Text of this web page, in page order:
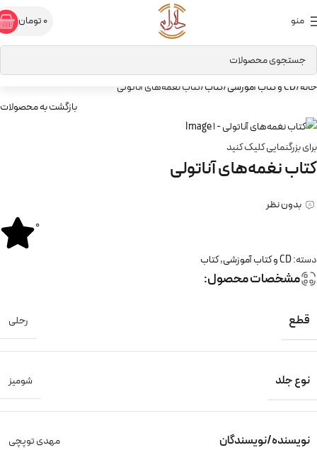
منو 0تومان
خانه CD و کتاب آموزشی کتاب کتاب نغمه‌های آناتولی
بازگشت به محصولات
برای بزرگنمایی کلیک کنید
کتاب نغمه‌های آناتولی
بدون نظر
0
دسته:CD و کتاب آموزشی ,کتاب
مشخصات محصول:
قطع رحلی
نوع جلد شومیز
نویسنده/نویسندگان مهدی توپچی